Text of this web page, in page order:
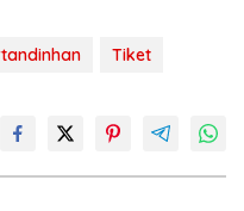
Tiket